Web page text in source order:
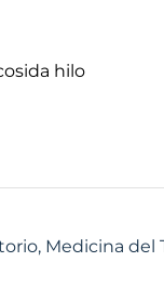
hilo
, Medicina del